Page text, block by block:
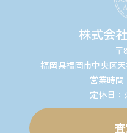
株式会
〒
福岡県福岡市中央区
営業時間
定休日：